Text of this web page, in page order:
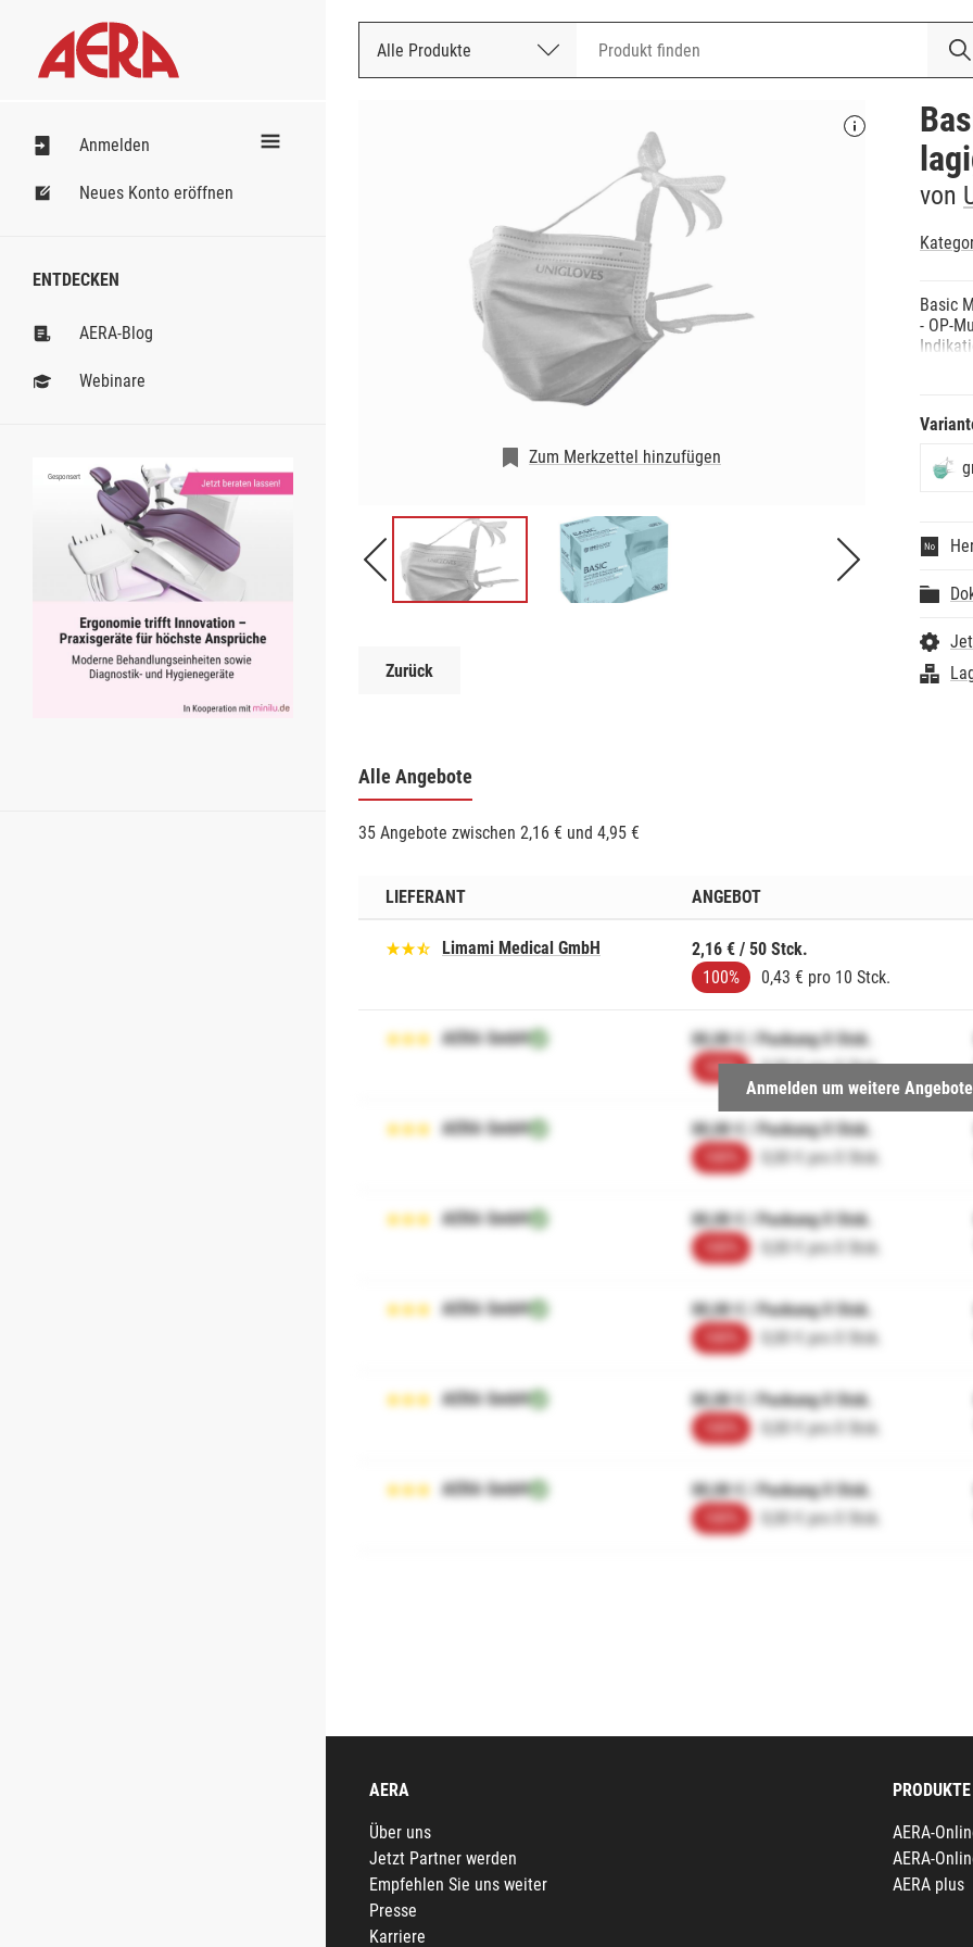
Alle Produkte
Nach Bestellnummer
Anmelden
Neues Konto eröffnen
ENTDECKEN
AERA-Blog
Webinare
Gesponsert
Zum Merkzettel hinzufügen
Zurück
von
Basic
- OP-
-
- mit
- Auch
- Der
- Typ II
-
Alle Angebote
35 Angebote zwischen 2,16 € und 4,95 €
LIEFERANT ANGEBOT
Limami Medical GmbH
2,16 € / 50 Stck.
100%
0,43 € pro 10 Stck.
Anmelden um weitere
AERA GmbH
00,00 € / Packung 0 Stck.
100%
0,00 € pro 0 Stck.
AERA GmbH
00,00 € / Packung 0 Stck.
0,00 € pro 0 Stck.
AERA GmbH
00,00 € / Packung 0 Stck.
0,00 € pro 0 Stck.
AERA GmbH
00,00 € / Packung 0 Stck.
0,00 € pro 0 Stck.
AERA GmbH
00,00 € / Packung 0 Stck.
0,00 € pro 0 Stck.
AERA GmbH
00,00 € / Packung 0 Stck.
0,00 € pro 0 Stck.
AERA
Über uns
Jetzt Partner werden
Empfehlen Sie uns weiter
Presse
Karriere
PRODUKTE
AERA-
AERA-
AERA plus